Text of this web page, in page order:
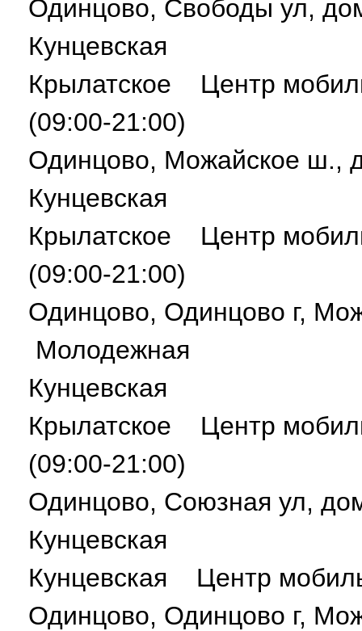
Одинцово, Свободы ул,
Кунцевская
Крылатское Центр
(09:00-21:00)
Одинцово, Можайское
Кунцевская
Крылатское Центр
(09:00-21:00)
Одинцово, Одинцово г,
Молодежная
Кунцевская
Крылатское Центр
(09:00-21:00)
Одинцово, Союзная ул,
Кунцевская
Кунцевская Центр
Одинцово, Одинцово г,